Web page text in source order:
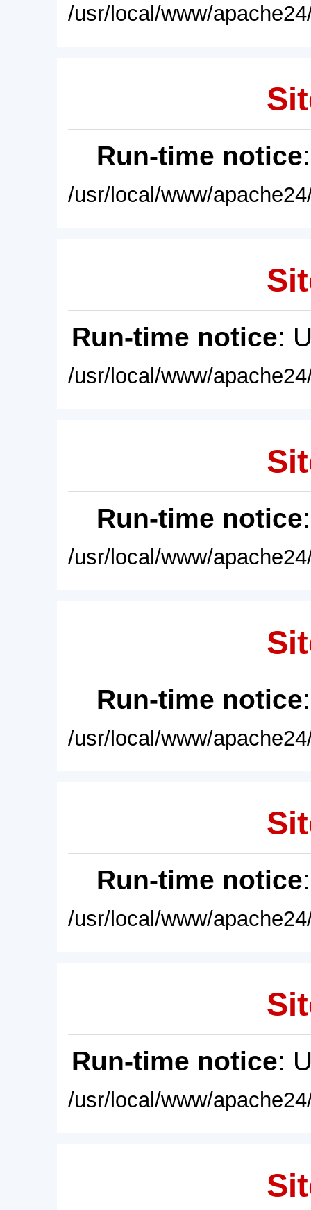
/usr/local/www/
Run-time notice
/usr/local/www/
Run-time notice:
/usr/local/www/
Run-time notice
/usr/local/www/
Run-time notice
/usr/local/www/
Run-time notice
/usr/local/www/
Run-time notice:
/usr/local/www/